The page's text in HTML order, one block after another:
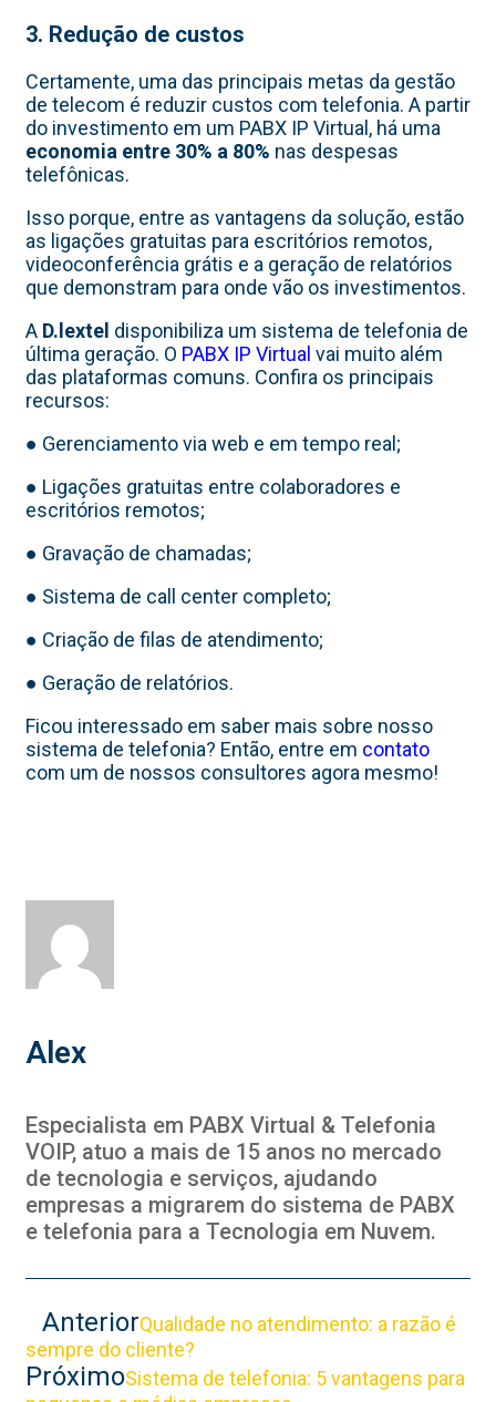
3. Redução de custos
Certamente, uma das principais metas da gestão
de telecom é reduzir custos com telefonia. A partir
do investimento em um PABX IP Virtual, há uma
economia entre 30% a 80% nas despesas
telefônicas.
Isso porque, entre as vantagens da solução, estão
as ligações gratuitas para escritórios remotos,
videoconferência grátis e a geração de relatórios
que demonstram para onde vão os investimentos.
A D.lextel disponibiliza um sistema de telefonia de
última geração. O PABX IP Virtual vai muito além
das plataformas comuns. Confira os principais
recursos:
● Gerenciamento via web e em tempo real;
● Ligações gratuitas entre colaboradores e
escritórios remotos;
● Gravação de chamadas;
● Sistema de call center completo;
● Criação de filas de atendimento;
● Geração de relatórios.
Ficou interessado em saber mais sobre nosso
sistema de telefonia? Então, entre em contato
com um de nossos consultores agora mesmo!
Alex
Especialista em PABX Virtual & Telefonia
VOIP, atuo a mais de 15 anos no mercado
de tecnologia e serviços, ajudando
empresas a migrarem do sistema de PABX
e telefonia para a Tecnologia em Nuvem.
AnteriorQualidade no atendimento: a razão é
sempre do cliente?
PróximoSistema de telefonia: 5 vantagens para